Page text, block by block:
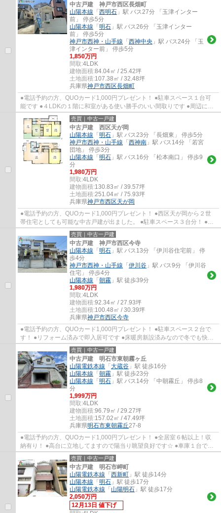
中古戸建 神戸市西区長畑町
山陽本線 「西明石 」駅 バス27分 「玉津インター
前」 停歩5分
山陽本線 「明石 」駅 バス26分 「玉津インター
前」 停歩5分
神戸市西神・山手線 「西神中央 」駅 バス24分 「玉
津インター前」 停歩5分
1,850万円
間取:4LDK
建物面積:84.04㎡ / 25.42坪
土地面積:107.38㎡ / 32.48坪
兵庫県神戸市西区長畑町
●電話予約の方、QUOカード1,000円プレゼント！ ●駐車スペース１台可
能です ●４LDKの１階に和室がある使い勝手のいい間取りです ●周辺には
お買い物が揃っていますので便利な立地です ●...
売買｜中古一戸建
中古戸建 西区天が岡
山陽本線 「明石 」駅 バス23分 「長畑東」 停歩5分
神戸市西神・山手線 「西神南 」駅 バス14分 「若宮
団地」 停歩3分
山陽本線 「明石 」駅 バス16分 「松本南口」 停歩9
分
1,980万円
間取:4LDK
建物面積:130.83㎡ / 39.57坪
土地面積:251.04㎡ / 75.93坪
兵庫県神戸市西区天が岡
●電話予約の方、QUOカード1,000円プレゼント！ ●西区天が岡から２世
帯住宅としても可能な中古戸建が出ました。 ●駐車スペース３台分！ ●室
内はとてもきれいにお使いです。 ●玉津第一小...
売買｜中古一戸建
中古戸建 神戸市西区今寺
山陽本線 「明石 」駅 バス13分 「伊川谷住宅前」 停
歩4分
神戸市西神・山手線 「伊川谷 」駅 バス9分 「伊川谷
住宅」 停歩4分
山陽本線 「朝霧 」駅 徒歩39分
1,980万円
間取:4LDK
建物面積:92.34㎡ / 27.93坪
土地面積:100.48㎡ / 30.39坪
兵庫県神戸市西区今寺
●電話予約の方、QUOカード1,000円プレゼント！ ●駐車スペース２台で
す！ ●リフォーム済みで即入居可です ●床暖房新設済みなので冬でも快適
に暮らしていただけます☆ ●全居室に収納があ...
売買｜中古一戸建
中古戸建 明石市東朝霧ヶ丘
山陽電鉄本線 「大蔵谷 」駅 徒歩16分
山陽本線 「朝霧 」駅 徒歩23分
山陽本線 「明石 」駅 バス14分 「中朝霧丘」 停歩8
分
1,999万円
間取:4LDK
建物面積:96.79㎡ / 29.27坪
土地面積:157.02㎡ / 47.49坪
兵庫県明石市東朝霧丘27-8
●電話予約の方、QUOカード1,000円プレゼント！ ●全居室６帖以上！収
納有り！ ●高台に立地してますので陽当り眺望良好です☆ ●車庫１台で
す！ ●リフォーム物件ですので綺麗です ●朝霧小...
売買｜中古一戸建
中古戸建 明石市岬町
山陽電鉄本線 「西新町 」駅 徒歩14分
山陽本線 「明石 」駅 徒歩17分
山陽電鉄本線 「山陽明石 」駅 徒歩17分
2,050万円
12月13日 値下げ